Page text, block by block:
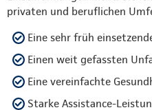
privaten und beruflichen
Eine sehr früh
Einen weit gefassten
Eine vereinfachte
Starke Assistance-